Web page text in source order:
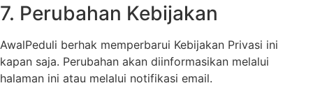
7. Perubahan Kebijakan
AwalPeduli berhak memperbarui Kebijakan Privasi ini
kapan saja. Perubahan akan diinformasikan melalui
halaman ini atau melalui notifikasi email.